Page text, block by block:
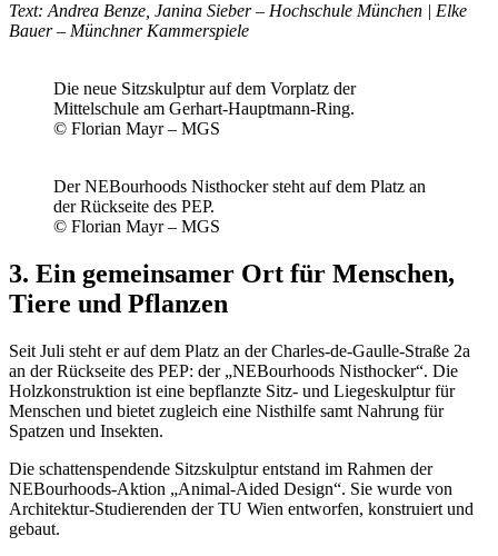
Text: Andrea Benze, Janina Sieber – Hochschule München | Elke
Bauer – Münchner Kammerspiele
Die neue Sitzskulptur auf dem Vorplatz der
Mittelschule am Gerhart-Hauptmann-Ring.
© Florian Mayr – MGS
Der NEBourhoods Nisthocker steht auf dem Platz an
der Rückseite des PEP.
© Florian Mayr – MGS
3. Ein gemeinsamer Ort für Menschen,
Tiere und Pflanzen
Seit Juli steht er auf dem Platz an der Charles-de-Gaulle-Straße 2a
an der Rückseite des PEP: der „NEBourhoods Nisthocker“. Die
Holzkonstruktion ist eine bepflanzte Sitz- und Liegeskulptur für
Menschen und bietet zugleich eine Nisthilfe samt Nahrung für
Spatzen und Insekten.
Die schattenspendende Sitzskulptur entstand im Rahmen der
NEBourhoods-Aktion „Animal-Aided Design“. Sie wurde von
Architektur-Studierenden der TU Wien ­entworfen, konstruiert und
gebaut.